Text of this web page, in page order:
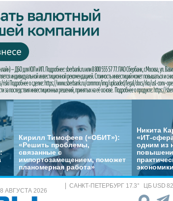
Кирилл Тимофеев («ОБИТ»):
«Решить проблемы,
связанные с
импортозамещением, поможет
планомерная работа»
Никита
«ИТ-
одним из
8 АВГУСТА 2026
САНКТ-ПЕТЕРБУРГ 17.3° ЦБ USD